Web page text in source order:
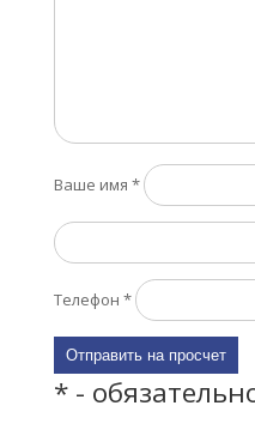
Ваше имя *
Телефон *
* -